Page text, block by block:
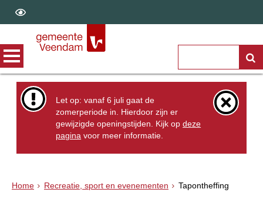
Let op: vanaf 6 juli gaat de
zomerperiode in. Hierdoor zijn er
gewijzigde openingstijden. Kijk opdeze
pagina voor meer informatie.
Home Recreatie, sport en evenementen Tapontheffing